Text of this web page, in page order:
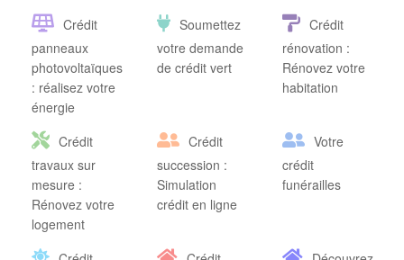
Crédit
panneaux
photovoltaïques
: réalisez votre
énergie
Soumettez
votre demande
de crédit vert
Crédit
rénovation :
Rénovez votre
habitation
Crédit
travaux sur
mesure :
Rénovez votre
logement
Crédit
succession :
Simulation
crédit en ligne
Votre
crédit
funérailles